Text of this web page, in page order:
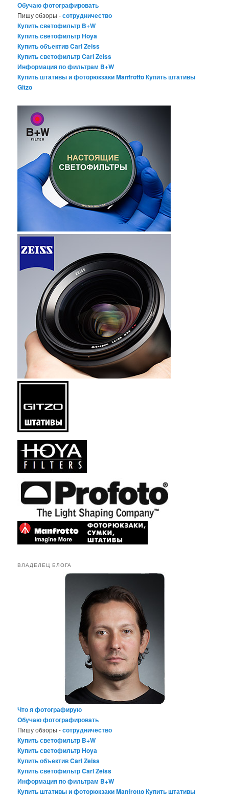
Обучаю фотографировать
Пишу обзоры -сотрудничество
Купить светофильтр B+W
Купить светофильтр Hoya
Купить объектив Carl Zeiss
Купить светофильтр Carl Zeiss
Информация по фильтрам B+W
Купить штативы и фоторюкзаки ManfrottoКупить штативы
Gitzo
ВЛАДЕЛЕЦ БЛОГА
Что я фотографирую
Обучаю фотографировать
Пишу обзоры -сотрудничество
Купить светофильтр B+W
Купить светофильтр Hoya
Купить объектив Carl Zeiss
Купить светофильтр Carl Zeiss
Информация по фильтрам B+W
Купить штативы и фоторюкзаки ManfrottoКупить штативы